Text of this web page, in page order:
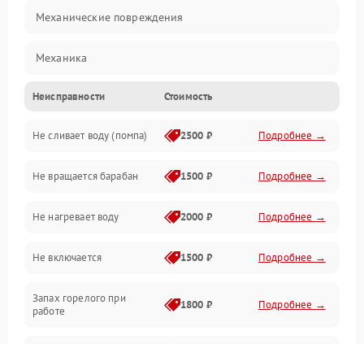
Механические повреждения
Механика
Электропитание
Водоснабжение
Слив
Программное обеспечение
Неисправности Стоимость
Не сливает воду (помпа) 2500 ₽ Подробнее →
Не вращается барабан 1500 ₽ Подробнее →
Не нагревает воду 2000 ₽ Подробнее →
Не включается 1500 ₽ Подробнее →
Запах горелого при
работе
1800 ₽ Подробнее →